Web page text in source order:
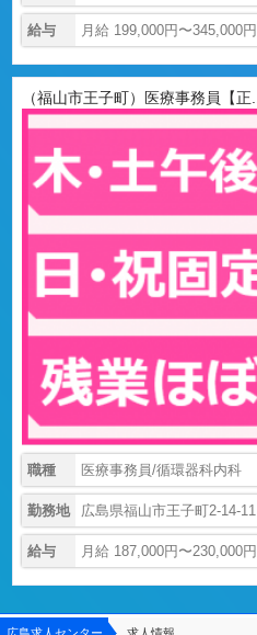
給与 月給 199,000円〜345,000円
（福山市王子町）医療事務員【正...
職種 医療事務員/循環器科内科
勤務地 広島県福山市王子町2-14-11
給与 月給 187,000円〜230,000円